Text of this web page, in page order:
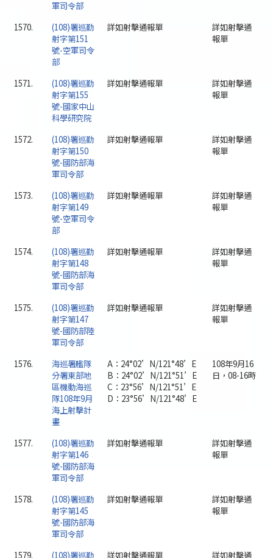
軍司令部
1570.
(108)署巡勤
射字第151
號-空軍司令
部
詳如射擊通報單
詳如射擊通
報單
1571.
(108)署巡勤
射字第155
號-國家中山
科學研究院
詳如射擊通報單
詳如射擊通
報單
1572.
(108)署巡勤
射字第150
號-國防部海
軍司令部
詳如射擊通報單
詳如射擊通
報單
1573.
(108)署巡勤
射字第149
號-空軍司令
部
詳如射擊通報單
詳如射擊通
報單
1574.
(108)署巡勤
射字第148
號-國防部海
軍司令部
詳如射擊通報單
詳如射擊通
報單
1575.
(108)署巡勤
射字第147
號-國防部陸
軍司令部
詳如射擊通報單
詳如射擊通
報單
1576.
海巡署艦隊
分署東部地
區機動海巡
隊108年9月
海上射擊計
畫
A：24°02’N/121°48’E
B：24°02’N/121°51’E
C：23°56’N/121°51’E
D：23°56’N/121°48’E
108年9月16
日，08-16時
1577.
(108)署巡勤
射字第146
號-國防部海
軍司令部
詳如射擊通報單
詳如射擊通
報單
1578.
(108)署巡勤
射字第145
號-國防部海
軍司令部
詳如射擊通報單
詳如射擊通
報單
1579.
(108)署巡勤
詳如射擊通報單
詳如射擊通